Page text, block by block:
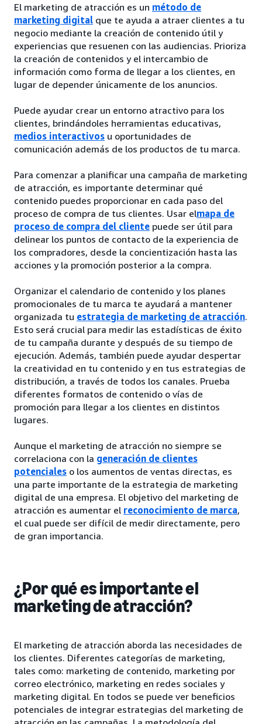
El marketing de atracción es un método de
marketing digital que te ayuda a atraer clientes a tu
negocio mediante la creación de contenido útil y
experiencias que resuenen con las audiencias. Prioriza
la creación de contenidos y el intercambio de
información como forma de llegar a los clientes, en
lugar de depender únicamente de los anuncios.
Puede ayudar crear un entorno atractivo para los
clientes, brindándoles herramientas educativas,
medios interactivos u oportunidades de
comunicación además de los productos de tu marca.
Para comenzar a planificar una campaña de marketing
de atracción, es importante determinar qué
contenido puedes proporcionar en cada paso del
proceso de compra de tus clientes. Usar elmapa de
proceso de compra del cliente puede ser útil para
delinear los puntos de contacto de la experiencia de
los compradores, desde la concientización hasta las
acciones y la promoción posterior a la compra.
Organizar el calendario de contenido y los planes
promocionales de tu marca te ayudará a mantener
organizada tu estrategia de marketing de atracción.
Esto será crucial para medir las estadísticas de éxito
de tu campaña durante y después de su tiempo de
ejecución. Además, también puede ayudar despertar
la creatividad en tu contenido y en tus estrategias de
distribución, a través de todos los canales. Prueba
diferentes formatos de contenido o vías de
promoción para llegar a los clientes en distintos
lugares.
Aunque el marketing de atracción no siempre se
correlaciona con la generación de clientes
potenciales o los aumentos de ventas directas, es
una parte importante de la estrategia de marketing
digital de una empresa. El objetivo del marketing de
atracción es aumentar el reconocimiento de marca,
el cual puede ser difícil de medir directamente, pero
de gran importancia.
¿Por qué es importante el
marketing de atracción?
El marketing de atracción aborda las necesidades de
los clientes. Diferentes categorías de marketing,
tales como: marketing de contenido, marketing por
correo electrónico, marketing en redes sociales y
marketing digital. En todos se puede ver beneficios
potenciales de integrar estrategias del marketing de